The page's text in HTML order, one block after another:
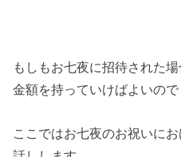
もしもお七夜に招待された
金額を持っていけばよいので
ここではお七夜のお祝いに